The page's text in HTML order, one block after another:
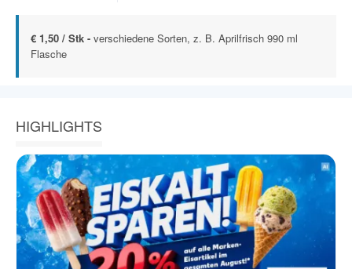
€ 1,50 / Stk - verschiedene Sorten, z. B. Aprilfrisch 990 ml
Flasche
HIGHLIGHTS